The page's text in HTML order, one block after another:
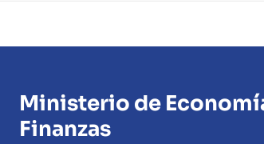
Ministerio de
Finanzas